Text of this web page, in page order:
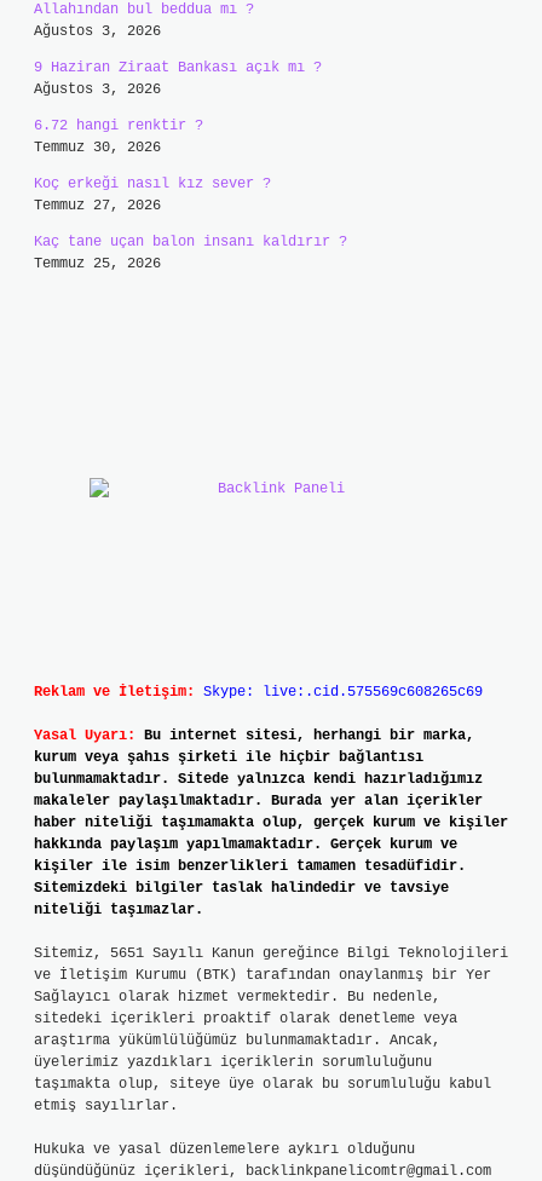
Allahından bul beddua mı ?
Ağustos 3, 2026
9 Haziran Ziraat Bankası açık mı ?
Ağustos 3, 2026
6.72 hangi renktir ?
Temmuz 30, 2026
Koç erkeği nasıl kız sever ?
Temmuz 27, 2026
Kaç tane uçan balon insanı kaldırır ?
Temmuz 25, 2026
Reklam ve İletişim: Skype: live:.cid.575569c608265c69
Yasal Uyarı:
Bu internet sitesi, herhangi bir marka,
kurum veya şahıs şirketi ile hiçbir bağlantısı
bulunmamaktadır. Sitede yalnızca kendi hazırladığımız
makaleler paylaşılmaktadır. Burada yer alan içerikler
haber niteliği taşımamakta olup, gerçek kurum ve kişiler
hakkında paylaşım yapılmamaktadır. Gerçek kurum ve
kişiler ile isim benzerlikleri tamamen tesadüfidir.
Sitemizdeki bilgiler taslak halindedir ve tavsiye
niteliği taşımazlar.
Sitemiz, 5651 Sayılı Kanun gereğince Bilgi Teknolojileri
ve İletişim Kurumu (BTK) tarafından onaylanmış bir Yer
Sağlayıcı olarak hizmet vermektedir. Bu nedenle,
sitedeki içerikleri proaktif olarak denetleme veya
araştırma yükümlülüğümüz bulunmamaktadır. Ancak,
üyelerimiz yazdıkları içeriklerin sorumluluğunu
taşımakta olup, siteye üye olarak bu sorumluluğu kabul
etmiş sayılırlar.
Hukuka ve yasal düzenlemelere aykırı olduğunu
düşündüğünüz içerikleri, backlinkpanelicomtr@gmail.com